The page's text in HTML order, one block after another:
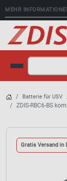
MEHR
Suche
Batterie für USV
ZDIS-RBC6-BS
Gratis Versand in